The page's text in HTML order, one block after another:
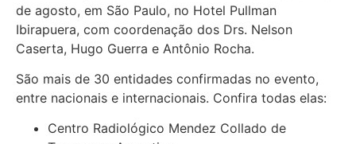
de agosto, em São Paulo, no Hotel Pullman
Ibirapuera, com coordenação dos Drs. Nelson
Caserta, Hugo Guerra e Antônio Rocha.
São mais de 30 entidades confirmadas no evento,
entre nacionais e internacionais. Confira todas elas:
Centro Radiológico Mendez Collado de